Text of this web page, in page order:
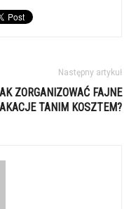
Następny artykuł
ZORGANIZOWAĆ FAJNE
TANIM KOSZTEM?